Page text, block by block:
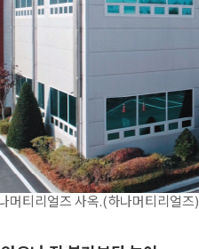
머티리얼즈 사옥.(하나머티리얼즈)